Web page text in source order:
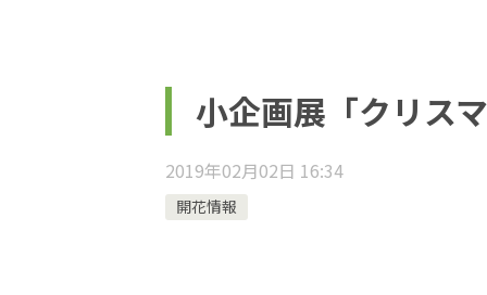
小企画展「クリス
2019年02月02日 16:34
開花情報